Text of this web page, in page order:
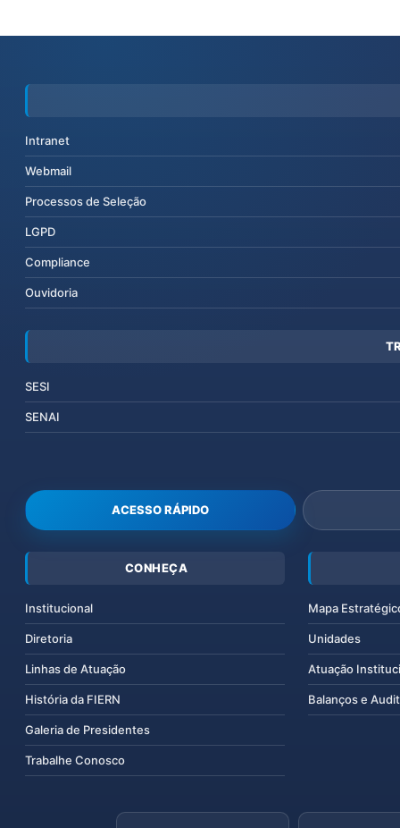
Intranet
Webmail
Processos de Seleção
LGPD
Compliance
Ouvidoria
SESI
SENAI
ACESSO RÁPIDO
CONHEÇA
Institucional
Diretoria
Linhas de Atuação
História da FIERN
Galeria de Presidentes
Trabalhe Conosco
Mapa
Unidades
Atuação
Balanços e